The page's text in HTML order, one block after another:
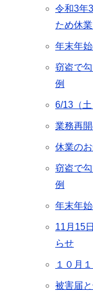
令和3年
ため休
年末年
窃盗で
例
6/13（
業務再
休業の
窃盗で
例
年末年
11月15
らせ
１０月
被害届